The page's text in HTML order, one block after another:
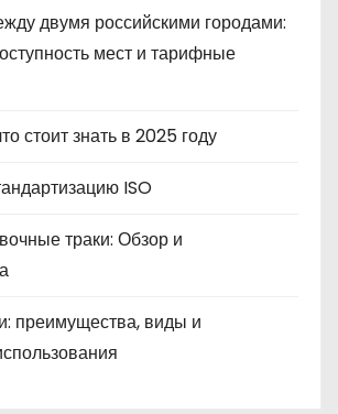
двумя российскими городами:
мест и тарифные
стоит знать в 2025 году
ISO
траки: Обзор и
преимущества, виды и